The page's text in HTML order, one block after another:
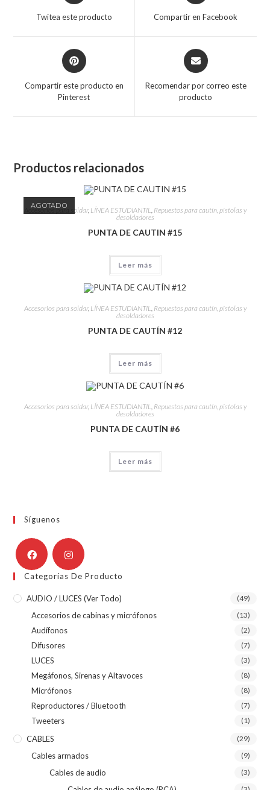
Twitea este producto Compartir en Facebook
Compartir este producto en
Pinterest
Recomendar por correo este
producto
Productos relacionados
AGOTADO
Accesorios para soldar, LÍNEA ESTUDIANTIL, Repuestos para cautín, pistolas y
desoldadores
PUNTA DE CAUTIN #15
Leer más
Accesorios para soldar, LÍNEA ESTUDIANTIL, Repuestos para cautín, pistolas y
desoldadores
PUNTA DE CAUTÍN #12
Leer más
Accesorios para soldar, LÍNEA ESTUDIANTIL, Repuestos para cautín, pistolas y
desoldadores
PUNTA DE CAUTÍN #6
Leer más
Síguenos
Categorías De Producto
AUDIO / LUCES (ver Todo) (49)
Accesorios de cabinas y micrófonos (13)
Audífonos (2)
Difusores (7)
LUCES (3)
Megáfonos, Sirenas y Altavoces (8)
Micrófonos (8)
Reproductores / Bluetooth (7)
Tweeters (1)
CABLES (29)
Cables armados (9)
Cables de audio (3)